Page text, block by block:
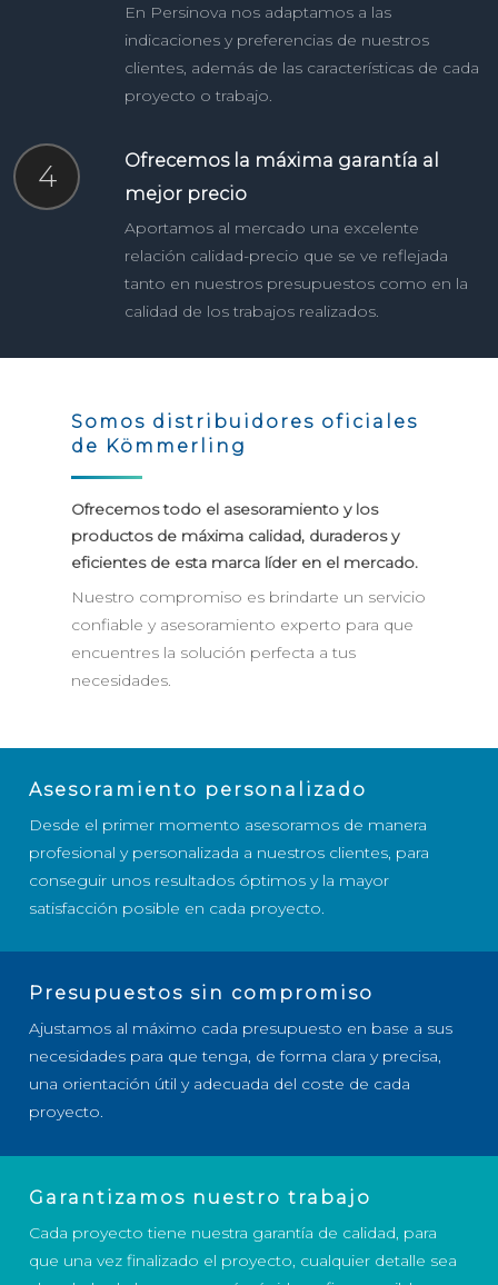
En Persinova nos adaptamos a las
indicaciones y preferencias de nuestros
clientes, además de las características de cada
proyecto o trabajo.
4
Ofrecemos la máxima garantía al
mejor precio
Aportamos al mercado una excelente
relación calidad-precio que se ve reflejada
tanto en nuestros presupuestos como en la
calidad de los trabajos realizados.
Somos distribuidores oficiales
de Kömmerling
Ofrecemos todo el asesoramiento y los
productos de máxima calidad, duraderos y
eficientes de esta marca líder en el mercado.
Nuestro compromiso es brindarte un servicio
confiable y asesoramiento experto para que
encuentres la solución perfecta a tus
necesidades.
Asesoramiento personalizado
Desde el primer momento asesoramos de manera
profesional y personalizada a nuestros clientes, para
conseguir unos resultados óptimos y la mayor
satisfacción posible en cada proyecto.
Presupuestos sin compromiso
Ajustamos al máximo cada presupuesto en base a sus
necesidades para que tenga, de forma clara y precisa,
una orientación útil y adecuada del coste de cada
proyecto.
Garantizamos nuestro trabajo
Cada proyecto tiene nuestra garantía de calidad, para
que una vez finalizado el proyecto, cualquier detalle sea